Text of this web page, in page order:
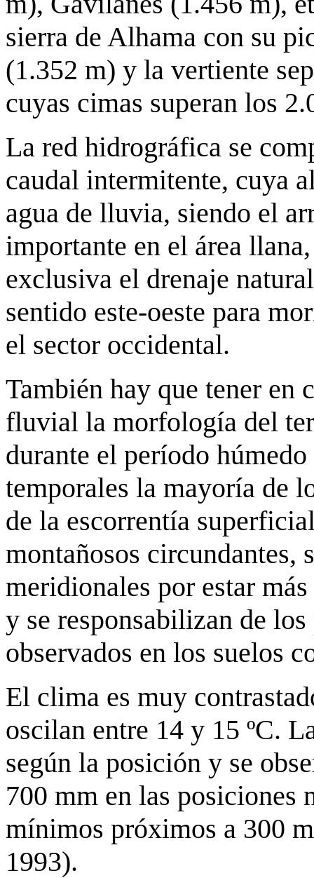
sierra de Alhama con su
(1.352 m) y la vertiente
cuyas cimas superan los
La red hidrográfica se
caudal intermitente, cuya
agua de lluvia, siendo el
importante en el área
exclusiva el drenaje
sentido este-oeste para
el sector occidental.
También hay que tener en
fluvial la morfología del
durante el período
temporales la mayoría de
de la escorrentía
montañosos circundantes,
meridionales por estar
y se responsabilizan de
observados en los suelos
El clima es muy
oscilan entre 14 y 15 ºC.
según la posición y se
700 mm en las posiciones
mínimos próximos a 300
1993).